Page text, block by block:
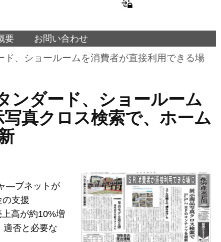
要 お問い合わせ
、ショールームを消費者が直接利用できる場
ンダード、ショールーム
真クロス検索で、ホーム
―ブネットが
支援
高が約10%増
適否と必要な